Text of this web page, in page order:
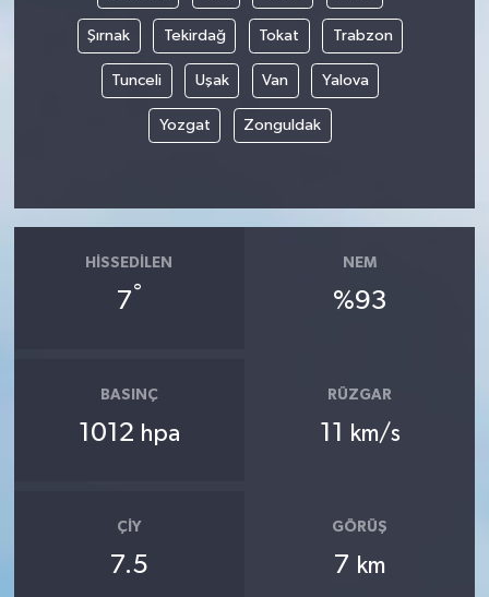
Şırnak Tekirdağ Tokat Trabzon
Tunceli Uşak Van Yalova
Yozgat Zonguldak
HISSEDILEN
7°
NEM
%93
BASINÇ
1012 hpa
RÜZGAR
11 km/s
ÇIY
7.5
GÖRÜŞ
7 km